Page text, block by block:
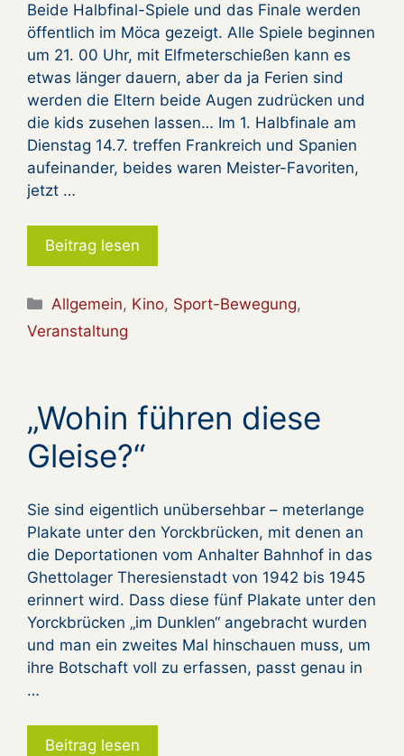
Beide Halbfinal-Spiele und das Finale werden
öffentlich im Möca gezeigt. Alle Spiele beginnen
um 21. 00 Uhr, mit Elfmeterschießen kann es
etwas länger dauern, aber da ja Ferien sind
werden die Eltern beide Augen zudrücken und
die kids zusehen lassen… Im 1. Halbfinale am
Dienstag 14.7. treffen Frankreich und Spanien
aufeinander, beides waren Meister-Favoriten,
jetzt …
Beitrag lesen
Kategorien
Allgemein, Kino, Sport-Bewegung,
Veranstaltung
„Wohin führen diese
Gleise?“
Sie sind eigentlich unübersehbar – meterlange
Plakate unter den Yorckbrücken, mit denen an
die Deportationen vom Anhalter Bahnhof in das
Ghettolager Theresienstadt von 1942 bis 1945
erinnert wird. Dass diese fünf Plakate unter den
Yorckbrücken „im Dunklen“ angebracht wurden
und man ein zweites Mal hinschauen muss, um
ihre Botschaft voll zu erfassen, passt genau in
…
Beitrag lesen